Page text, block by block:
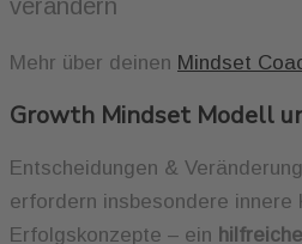
Mehr über deinen Mindset
Growth Mindset Modell
Entscheidungen &
erfordern insbesondere innere
Erfolgskonzepte – ein